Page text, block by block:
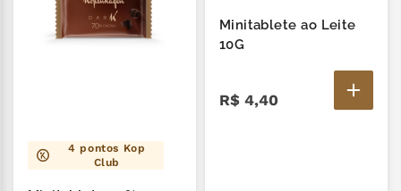
4 pontos Kop
Club
Minitablete ao Leite
10G
R$ 4,40